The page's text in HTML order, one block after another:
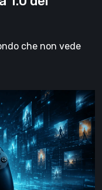
che non vede